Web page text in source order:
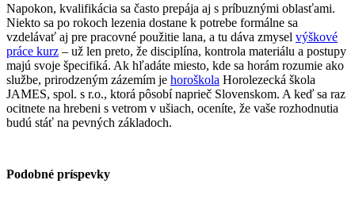
Napokon, kvalifikácia sa často prepája aj s príbuznými oblasťami.
Niekto sa po rokoch lezenia dostane k potrebe formálne sa
vzdelávať aj pre pracovné použitie lana, a tu dáva zmysel výškové
práce kurz – už len preto, že disciplína, kontrola materiálu a postupy
majú svoje špecifiká. Ak hľadáte miesto, kde sa horám rozumie ako
službe, prirodzeným zázemím je horoškola Horolezecká škola
JAMES, spol. s r.o., ktorá pôsobí naprieč Slovenskom. A keď sa raz
ocitnete na hrebeni s vetrom v ušiach, oceníte, že vaše rozhodnutia
budú stáť na pevných základoch.
Podobné príspevky